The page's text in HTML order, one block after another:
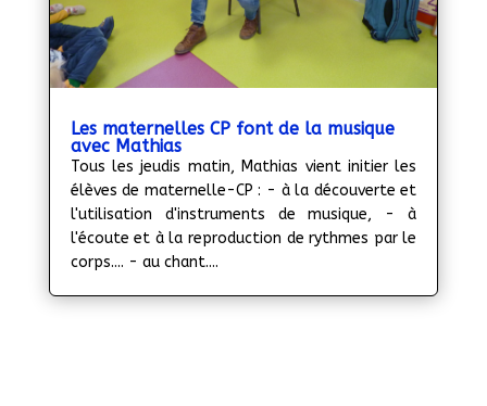
Les maternelles CP font de la musique
avec Mathias
Tous les jeudis matin, Mathias vient initier les
élèves de maternelle-CP : - à la découverte et
l'utilisation d'instruments de musique, - à
l'écoute et à la reproduction de rythmes par le
corps.... - au chant....